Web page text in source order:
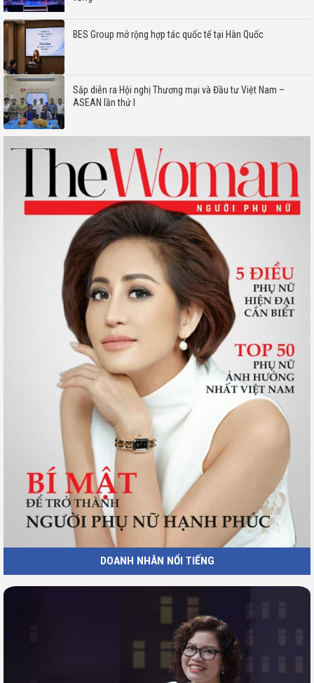
BES Group mở rộng hợp tác quốc tế tại Hàn Quốc
Sắp diễn ra Hội nghị Thương mại và Đầu tư Việt Nam –
ASEAN lần thứ I
DOANH NHÂN NỔI TIẾNG